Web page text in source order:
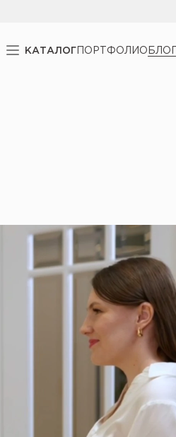
КАТАЛОГ ПОРТФОЛИО